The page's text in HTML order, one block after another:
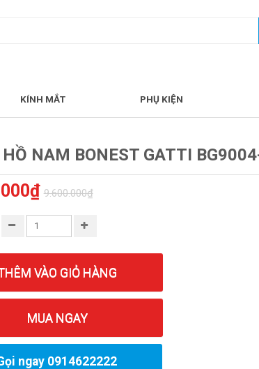
KÍNH MẮT PHỤ KIỆN
NAM BONEST GATTI
9.600.000₫
VÀO GIỎ HÀNG
MUA NGAY
ngay 0914622222